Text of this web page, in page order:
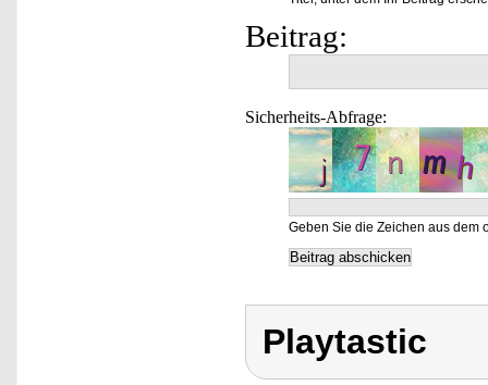
Beitrag:
Sicherheits-Abfrage:
Geben Sie die Zeichen aus dem
Playtastic